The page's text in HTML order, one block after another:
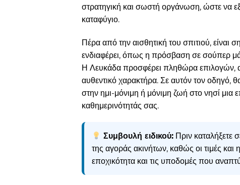
στρατηγική και σωστή οργάνωση, ώστε να
καταφύγιο.
Πέρα από την αισθητική του σπιτιού, είναι
ενδιαφέρει, όπως η πρόσβαση σε σούπερ
Η Λευκάδα προσφέρει πληθώρα επιλογών,
αυθεντικό χαρακτήρα. Σε αυτόν τον οδηγό,
στην ημι-μόνιμη ή μόνιμη ζωή στο νησί μια
καθημερινότητάς σας.
Συμβουλή ειδικού: Πριν καταλήξετε
της αγοράς ακινήτων, καθώς οι τιμές και
εποχικότητα και τις υποδομές που